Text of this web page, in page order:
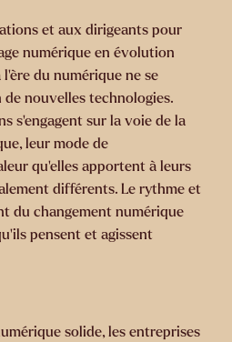
et aux dirigeants pour
numérique en évolution
du numérique ne se
nouvelles technologies.
s'engagent sur la voie de la
leur mode de
qu'elles apportent à leurs
différents. Le rythme et
du changement numérique
pensent et agissent
solide, les entreprises